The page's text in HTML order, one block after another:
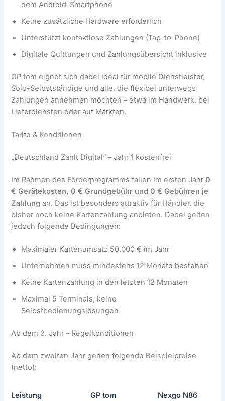
dem Android-Smartphone
Keine zusätzliche Hardware erforderlich
Unterstützt kontaktlose Zahlungen (Tap-to-Phone)
Digitale Quittungen und Zahlungsübersicht inklusive
GP tom eignet sich dabei ideal für mobile Dienstleister,
Solo-Selbstständige und alle, die flexibel unterwegs
Zahlungen annehmen möchten – etwa im Handwerk, bei
Lieferdiensten oder auf Märkten.
Tarife & Konditionen
„Deutschland Zahlt Digital“ – Jahr 1 kostenfrei
Im Rahmen des Förderprogramms fallen im ersten Jahr0
€ Gerätekosten, 0 € Grundgebühr und 0 € Gebühren je
Zahlung an. Das ist besonders attraktiv für Händler, die
bisher noch keine Kartenzahlung anbieten. Dabei gelten
jedoch folgende Bedingungen:
Maximaler Kartenumsatz 50.000 € im Jahr
Unternehmen muss mindestens 12 Monate bestehen
Keine Kartenzahlung in den letzten 12 Monaten
Maximal 5 Terminals, keine
Selbstbedienungslösungen
Ab dem 2. Jahr – Regelkonditionen
Ab dem zweiten Jahr gelten folgende Beispielpreise
(netto):
Leistung
GP tom
Nexgo N86